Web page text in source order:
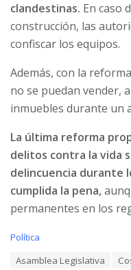
clandestinas. En caso
construcción, las
confiscar los equipos.
Además, con la
no se puedan vender,
inmuebles durante un
La última reforma
delitos contra la vida
delincuencia durante
cumplida la pena,
permanentes en los
C
Política
Asamblea Legislativa